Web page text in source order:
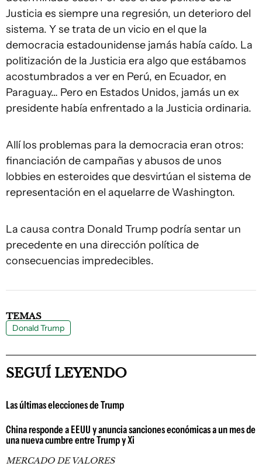
Justicia es siempre una regresión, un deterioro del
sistema. Y se trata de un vicio en el que la
democracia estadounidense jamás había caído. La
politización de la Justicia era algo que estábamos
acostumbrados a ver en Perú, en Ecuador, en
Paraguay… Pero en Estados Unidos, jamás un ex
presidente había enfrentado a la Justicia ordinaria.
Allí los problemas para la democracia eran otros:
financiación de campañas y abusos de unos
lobbies en esteroides que desvirtúan el sistema de
representación en el aquelarre de Washington.
La causa contra Donald Trump podría sentar un
precedente en una dirección política de
consecuencias impredecibles.
TEMAS
Donald Trump
SEGUÍ LEYENDO
Las últimas elecciones de Trump
China responde a EEUU y anuncia sanciones económicas a un mes de
una nueva cumbre entre Trump y Xi
MERCADO DE VALORES